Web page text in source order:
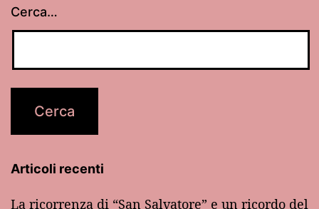
Cerca…
Articoli recenti
La ricorrenza di “San Salvatore” e un ricordo del